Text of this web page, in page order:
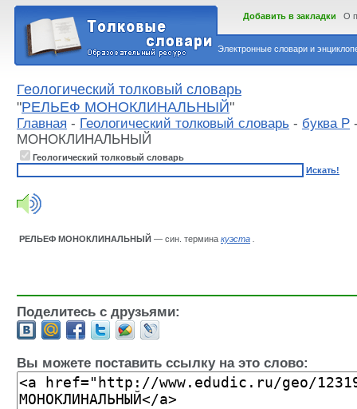
Электронные словари и
Добавить в закладки О
Геологический толковый словарь
"РЕЛЬЕФ МОНОКЛИНАЛЬНЫЙ"
Главная - Геологический толковый словарь - буква Р
МОНОКЛИНАЛЬНЫЙ
Геологический толковый словарь
Искать!
РЕЛЬЕФ МОНОКЛИНАЛЬНЫЙ — син. термина куэста
Поделитесь с друзьями:
Вы можете поставить ссылку на это слово: